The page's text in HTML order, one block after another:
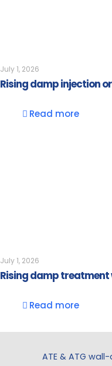
July 1, 2026
Rising damp injection
Read more
July 1, 2026
Rising damp
Read more
ATE & ATG